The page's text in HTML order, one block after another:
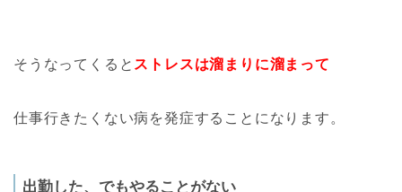
そうなってくると ストレスは溜まりに溜まって
仕事行きたくない病を発症することになります。
出勤した、でもやることがない